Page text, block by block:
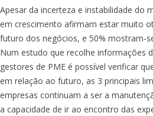
Apesar da incerteza e instabilidade do
em crescimento afirmam estar muito
futuro dos negócios, e 50% mostram-
Num estudo que recolhe informações
gestores de PME é possível verificar
em relação ao futuro, as 3 principais
empresas continuam a ser a
a capacidade de ir ao encontro das